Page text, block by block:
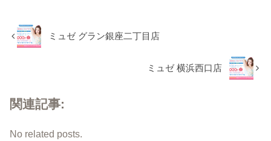
ミュゼ グラン銀座二丁目店
ミュゼ 横浜西口店
関連記事:
No related posts.